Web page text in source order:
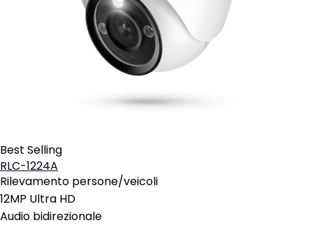
Best Selling
RLC-1224A
Rilevamento persone/veicoli
12MP Ultra HD
Audio bidirezionale